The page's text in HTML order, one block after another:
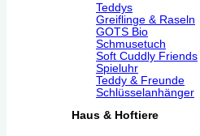
Teddys
Greiflinge & Raseln
GOTS Bio
Schmusetuch
Soft Cuddly Friends
Spieluhr
Teddy & Freunde
Schlüsselanhänger
Haus & Hoftiere